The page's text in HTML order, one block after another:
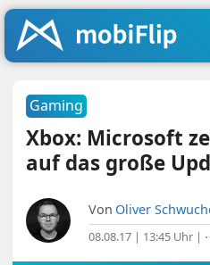
Gaming
Xbox: Microsoft
auf das große
Von Oliver
08.08.17 | 13:45 Uhr |